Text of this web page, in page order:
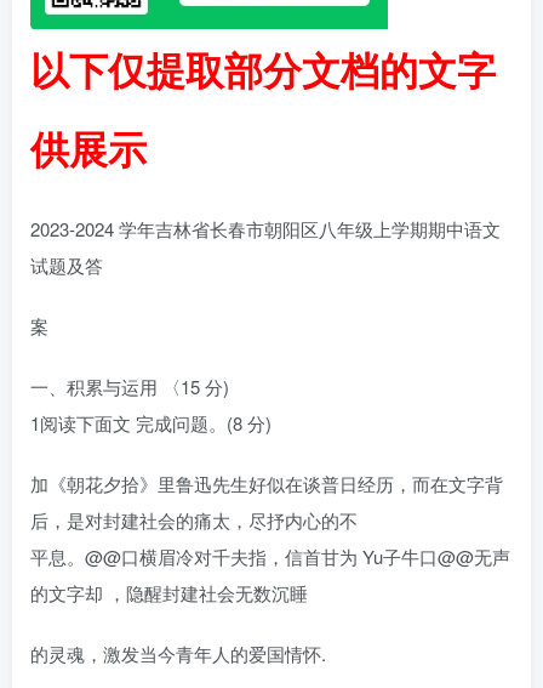
以下仅提取部分文档的文字
供展示
2023-2024 学年吉林省长春市朝阳区八年级上学期期中语文
试题及答
案
一、积累与运用 〈15 分)
1阅读下面文 完成问题。(8 分)
加《朝花夕拾》里鲁迅先生好似在谈普日经历，而在文字背
后，是对封建社会的痛太，尽抒内心的不
平息。@@口横眉冷对千夫指，信首甘为 Yu子牛口@@无声
的文字却 ，隐醒封建社会无数沉睡
的灵魂，激发当今青年人的爱国情怀.